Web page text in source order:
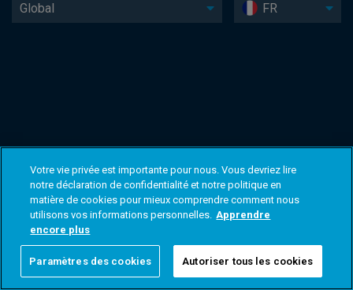
Global FR
Votre vie privée est importante pour nous. Vous devriez lire
notre déclaration de confidentialité et notre politique en
matière de cookies pour mieux comprendre comment nous
utilisons vos informations personnelles. Apprendre
encore plus
Paramètres des cookies Autoriser tous les cookies